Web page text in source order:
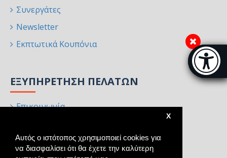
Αυτός ο ιστότοπος χρησιμοποιεί cookies για
να διασφαλίσει ότι θα έχετε την καλύτερη
X
Μπάρα
Συνεργάτες
Newsletter
Εκπτωτικά Κουπόνια
ΕΞΥΠΗΡΈΤΗΣΗ ΠΕΛΑΤΏΝ
Επικοινωνία
Χάρτης Ιστότοπου